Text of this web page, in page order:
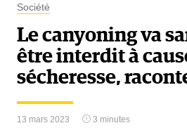
Société
Le canyoning va
être interdit à
sécheresse,
13 mars 2023 3 minutes